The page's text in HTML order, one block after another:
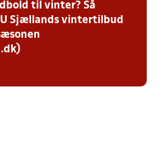
til vinter? Så
Sjællands vintertilbud